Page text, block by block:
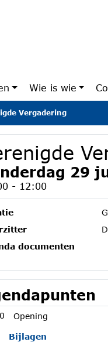
Wie is wie
Vergadering
29
- 12:00
documenten
Opening
Bijlagen